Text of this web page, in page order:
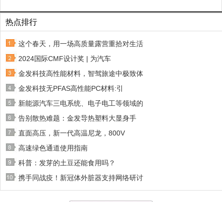
热点排行
这个春天，用一场高质量露营重拾对生活
2024国际CMF设计奖 | 为汽车
金发科技高性能材料，智驾旅途中极致体
金发科技无PFAS高性能PC材料:引
新能源汽车三电系统、电子电工等领域的
告别散热难题：金发导热塑料大显身手
直面高压，新一代高温尼龙，800V
高速绿色通道使用指南
科普：发芽的土豆还能食用吗？
携手同战疫！新冠体外脏器支持网络研讨